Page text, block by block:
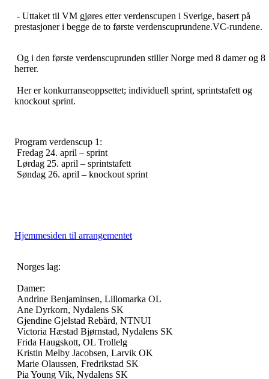
- Uttaket til VM gjøres etter verdenscupen i Sverige, basert på
prestasjoner i begge de to første verdenscuprundene.VC-rundene.
Og i den første verdenscuprunden stiller Norge med 8 damer og 8
herrer.
Her er konkurranseoppsettet; individuell sprint, sprintstafett og
knockout sprint.
Program verdenscup 1:
Fredag 24. april – sprint
Lørdag 25. april – sprintstafett
Søndag 26. april – knockout sprint
Hjemmesiden til arrangementet
Norges lag:
Damer:
Andrine Benjaminsen, Lillomarka OL
Ane Dyrkorn, Nydalens SK
Gjendine Gjelstad Rebård, NTNUI
Victoria Hæstad Bjørnstad, Nydalens SK
Frida Haugskott, OL Trollelg
Kristin Melby Jacobsen, Larvik OK
Marie Olaussen, Fredrikstad SK
Pia Young Vik, Nydalens SK